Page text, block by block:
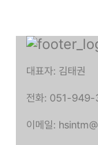
대표자: 김태권
전화: 051-
이메일: